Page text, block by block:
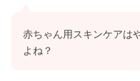
赤ちゃん用スキンケアは
よね？